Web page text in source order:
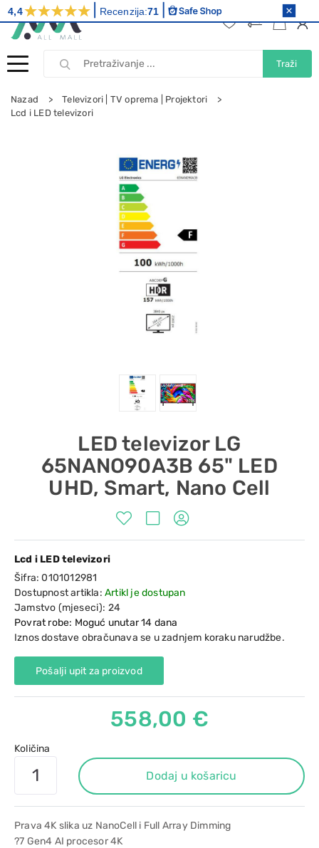
Traži
Nazad
Televizori | TV oprema | Projektori
Lcd i LED televizori
LED televizor LG
65NANO90A3B 65" LED
UHD, Smart, Nano Cell
Lcd i LED televizori
Šifra:0101012981
Dostupnost artikla: Artikl je dostupan
Jamstvo (mjeseci): 24
Povrat robe: Moguć unutar 14 dana
Iznos dostave obračunava se u zadnjem koraku narudžbe.
Pošalji upit za proizvod
558,00 €
Količina
Dodaj u košaricu
Prava 4K slika uz NanoCell i Full Array Dimming
?7 Gen4 AI procesor 4K
4,4 Recenzija:71